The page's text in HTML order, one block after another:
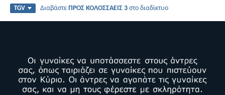
TGV ΔιαβάστεΠΡΟΣ ΚΟΛΟΣΣΑΕΙΣ 3 στο διαδίκτυο